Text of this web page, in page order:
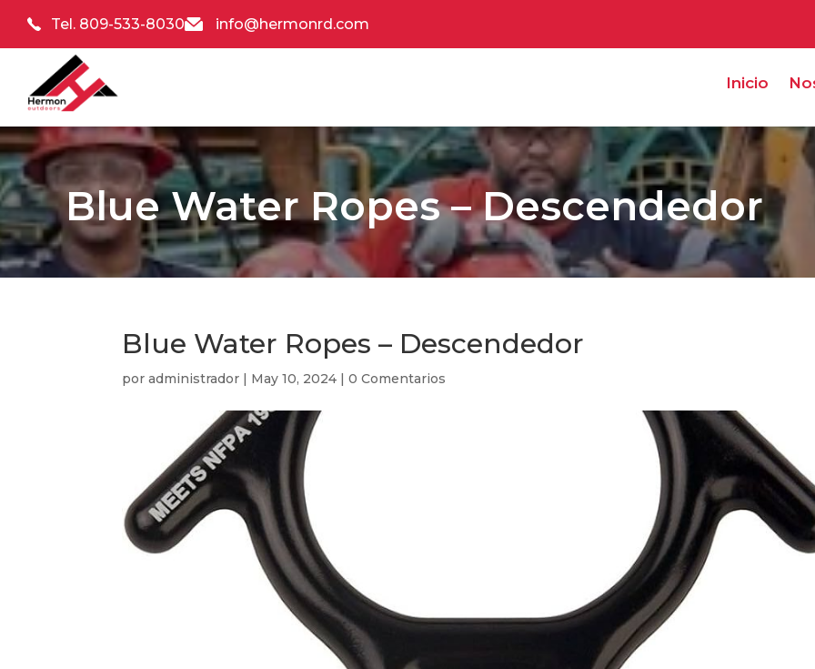
Tel. 809-533-8030 info@hermonrd.com
Inicio
Blue Water Ropes – Descendedor
Blue Water Ropes – Descendedor
poradministrador | May 10, 2024 |0 Comentarios